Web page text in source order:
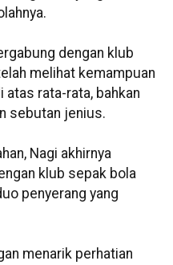
dengan klub
melihat kemampuan
rata-rata, bahkan
sebutan jenius.
Nagi akhirnya
klub sepak bola
penyerang yang
menarik perhatian